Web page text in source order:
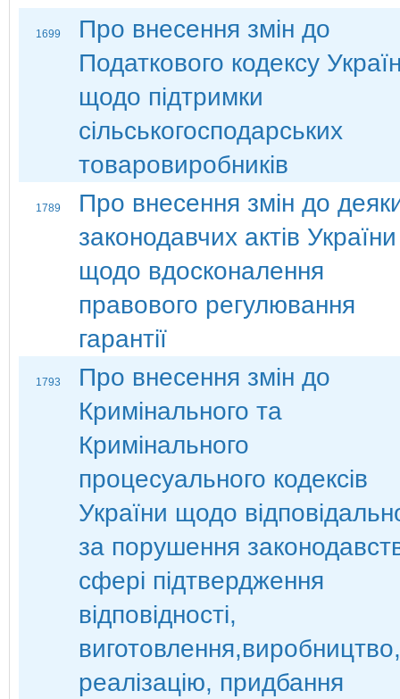
1699
Про внесення змін до
Податкового кодексу
щодо підтримки
сільськогосподарських
товаровиробників
1789
Про внесення змін до
законодавчих актів України
щодо вдосконалення
правового регулювання
гарантії
1793
Про внесення змін до
Кримінального та
Кримінального
процесуального кодексів
України щодо
за порушення
сфері підтвердження
відповідності,
виготовлення,виробництво,
реалізацію, придбання